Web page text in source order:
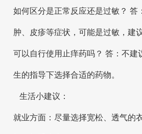
如何区分是正常反应还是过敏？ 答
肿、皮疹等症状，可能是过敏，建
可以自行使用止痒药吗？ 答：不建
生的指导下选择合适的药物。
生活小建议：
就业方面：尽量选择宽松、透气的